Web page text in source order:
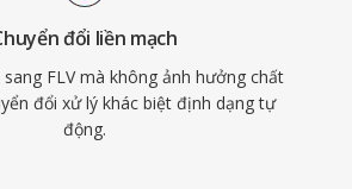
bộ thời gian. FLV đã biến video
một trải nghiệm ngách không
một phương tiện truyền
định hình lại căn bản giải trí,
thông trên internet. Mặc dù
đổi liền mạch
sang FLV mà không ảnh hưởng chất
đổi xử lý khác biệt định dạng tự
động.